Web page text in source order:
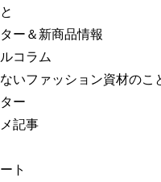
ー＆新商品情報
コラム
いファッション資材のこ
ー
記事
ト